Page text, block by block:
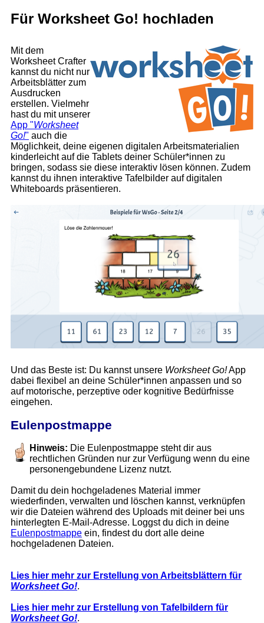
Für Worksheet Go! hochladen
Mit dem
Worksheet Crafter
kannst du nicht nur
Arbeitsblätter zum
Ausdrucken
erstellen. Vielmehr
hast du mit unserer
App "Worksheet
Go!" auch die
Möglichkeit, deine eigenen digitalen Arbeitsmaterialien
kinderleicht auf die Tablets deiner Schüler*innen zu
bringen, sodass sie diese interaktiv lösen können. Zudem
kannst du ihnen interaktive Tafelbilder auf digitalen
Whiteboards präsentieren.
Und das Beste ist: Du kannst unsere Worksheet Go!App
dabei flexibel an deine Schüler*innen anpassen und so
auf motorische, perzeptive oder kognitive Bedürfnisse
eingehen.
Eulenpostmappe
Hinweis: Die Eulenpostmappe steht dir aus
rechtlichen Gründen nur zur Verfügung wenn du eine
personengebundene Lizenz nutzt.
Damit du dein hochgeladenes Material immer
wiederfinden, verwalten und löschen kannst, verknüpfen
wir die Dateien während des Uploads mit deiner bei uns
hinterlegten E-Mail-Adresse. Loggst du dich in deine
Eulenpostmappe ein, findest du dort alle deine
hochgeladenen Dateien.
Lies hier mehr zur Erstellung von Arbeitsblättern für
Worksheet Go!.
Lies hier mehr zur Erstellung von Tafelbildern für
Worksheet Go!.